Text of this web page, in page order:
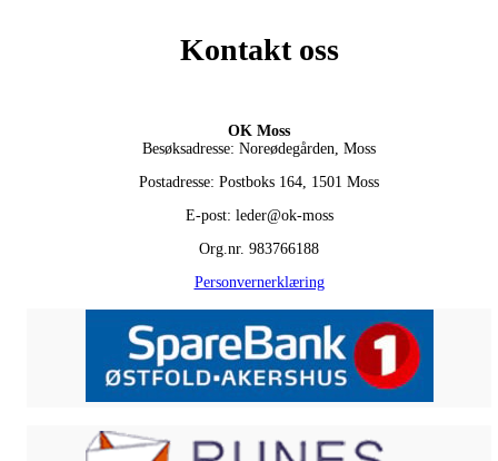
Kontakt oss
OK Moss
Besøksadresse: Noreødegården, Moss
Postadresse: Postboks 164, 1501 Moss
E-post: leder@ok-moss
Org.nr. 983766188
Personvernerklæring